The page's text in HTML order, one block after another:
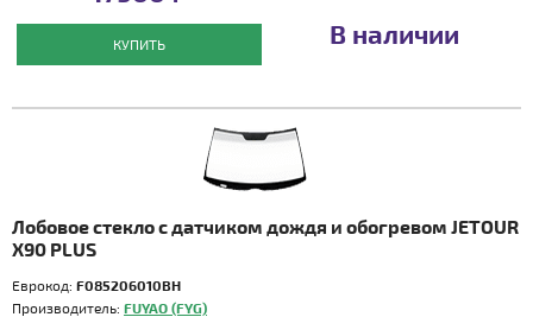
КУПИТЬ В наличии
Лобовое стекло с датчиком дождя и обогревом JETOUR
X90 PLUS
Еврокод: F085206010BH
Производитель: FUYAO (FYG)